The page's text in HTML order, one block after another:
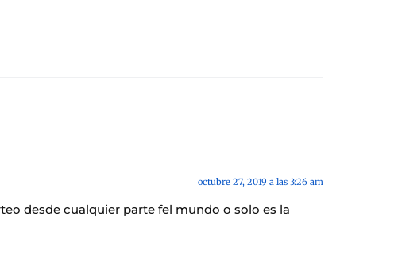
octubre 27, 2019 a las 3:26 am
desde cualquier parte fel mundo o solo es la